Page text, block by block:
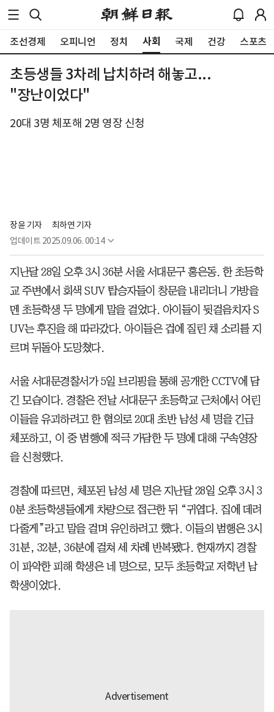
조선경제 오피니언 정치 사회 국제 건강 스포츠
초등생들 3차례 납치하려 해놓고...
"장난이었다"
20대 3명 체포해 2명 영장 신청
장윤 기자
최하연 기자
업데이트 2025.09.06. 00:14
지난달 28일 오후 3시 36분 서울 서대문구 홍은동. 한 초등학
교 주변에서 회색 SUV 탑승자들이 창문을 내리더니 가방을
멘 초등학생 두 명에게 말을 걸었다. 아이들이 뒷걸음치자 S
UV는 후진을 해 따라갔다. 아이들은 겁에 질린 채 소리를 지
르며 뒤돌아 도망쳤다.
서울 서대문경찰서가 5일 브리핑을 통해 공개한 CCTV에 담
긴 모습이다. 경찰은 전날 서대문구 초등학교 근처에서 어린
이들을 유괴하려고 한 혐의로 20대 초반 남성 세 명을 긴급
체포하고, 이 중 범행에 적극 가담한 두 명에 대해 구속영장
을 신청했다.
경찰에 따르면, 체포된 남성 세 명은 지난달 28일 오후 3시 3
0분 초등학생들에게 차량으로 접근한 뒤 “귀엽다. 집에 데려
다줄게”라고 말을 걸며 유인하려고 했다. 이들의 범행은 3시
31분, 32분, 36분에 걸쳐 세 차례 반복됐다. 현재까지 경찰
이 파악한 피해 학생은 네 명으로, 모두 초등학교 저학년 남
학생이었다.